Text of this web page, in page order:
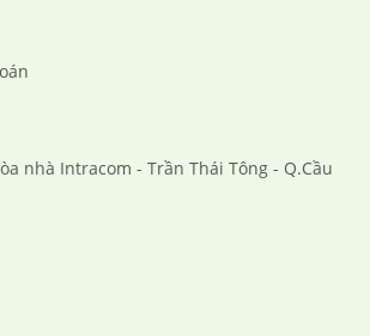
nhà Intracom - Trần Thái Tông - Q.Cầu